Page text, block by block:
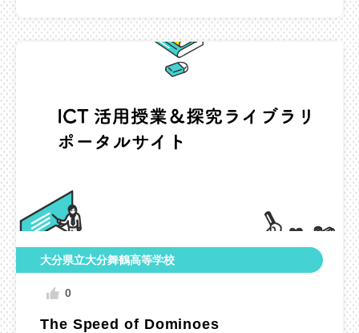
大分県立大分舞鶴高等学校
0
The Speed of Dominoes